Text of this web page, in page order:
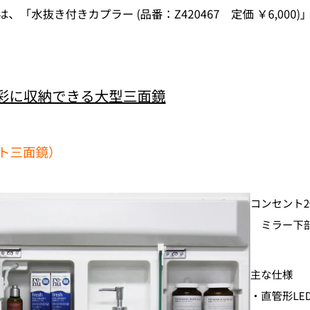
、「水抜き付きカプラー (品番：Z420467 定価 ￥6,000)
収納できる大型三面鏡
面鏡）
コンセント
ミラー下
主な仕様
・直管形